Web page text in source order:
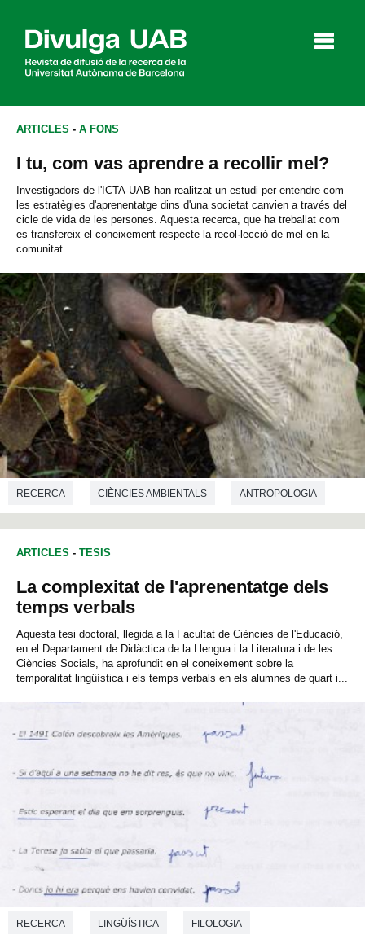
Articles Entrevistes
Agenda
English Español
CERCAR
ARTICLES - A FONS
I tu, com vas aprendre a recollir mel?
Investigadors de l'ICTA-UAB han realitzat un estudi per entendre com
les estratègies d'aprenentatge dins d'una societat canvien a través del
cicle de vida de les persones. Aquesta recerca, que ha treballat com
es transfereix el coneixement respecte la recol·lecció de mel en la
comunitat...
RECERCA CIÈNCIES AMBIENTALS ANTROPOLOGIA
ARTICLES - TESIS
La complexitat de l'aprenentatge dels
temps verbals
Aquesta tesi doctoral, llegida a la Facultat de Ciències de l'Educació,
en el Departament de Didàctica de la Llengua i la Literatura i de les
Ciències Socials, ha aprofundit en el coneixement sobre la
temporalitat lingüística i els temps verbals en els alumnes de quart i...
RECERCA LINGÜÍSTICA FILOLOGIA